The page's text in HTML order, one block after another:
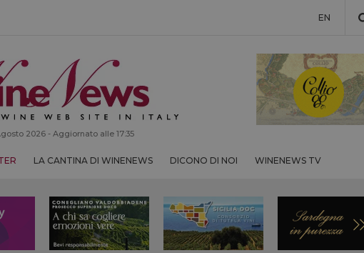
EN
2026 - Aggiornato alle 17:35
LA CANTINA DI WINENEWS DICONO DI NOI WINENEWS TV